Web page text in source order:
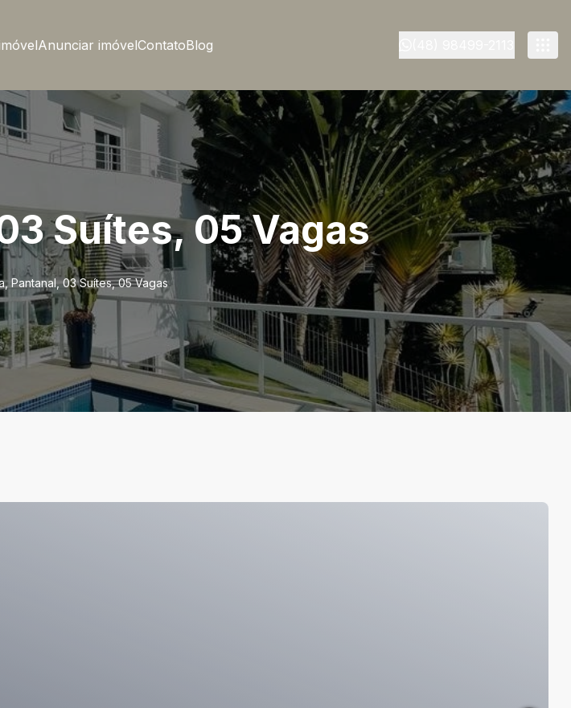
Anunciar imóvelContatoBlog
Suítes, 05 Vagas
Pantanal, 03 Suítes, 05 Vagas